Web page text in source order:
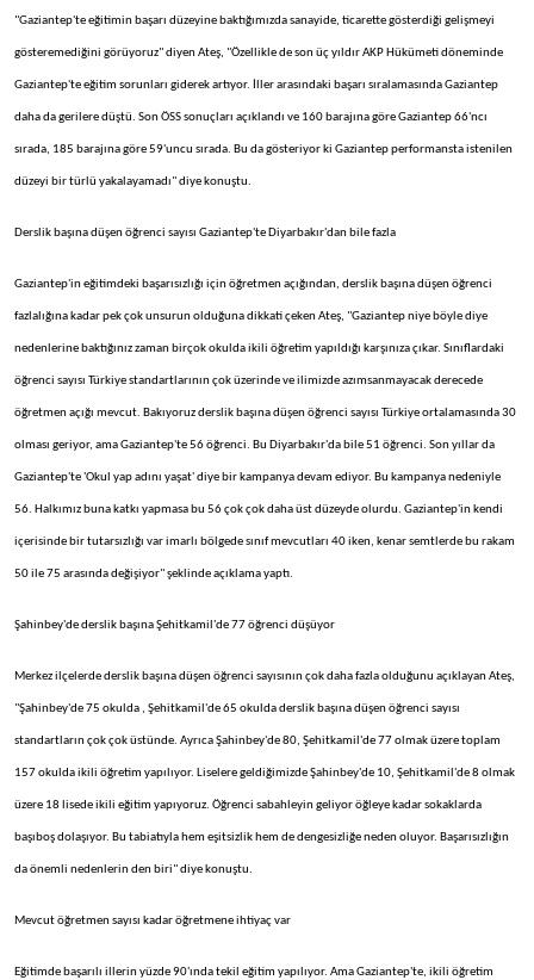
"Gaziantep'te eğitimin başarı düzeyine baktığımızda sanayide, ticarette gösterdiği gelişmeyi
gösteremediğini görüyoruz" diyen Ateş, "Özellikle de son üç yıldır AKP Hükümeti döneminde
Gaziantep'te eğitim sorunları giderek artıyor. İller arasındaki başarı sıralamasında Gaziantep
daha da gerilere düştü. Son ÖSS sonuçları açıklandı ve 160 barajına göre Gaziantep 66'ncı
sırada, 185 barajına göre 59'uncu sırada. Bu da gösteriyor ki Gaziantep performansta istenilen
düzeyi bir türlü yakalayamadı" diye konuştu.
Derslik başına düşen öğrenci sayısı Gaziantep'te Diyarbakır'dan bile fazla
Gaziantep'in eğitimdeki başarısızlığı için öğretmen açığından, derslik başına düşen öğrenci
fazlalığına kadar pek çok unsurun olduğuna dikkati çeken Ateş, "Gaziantep niye böyle diye
nedenlerine baktığınız zaman birçok okulda ikili öğretim yapıldığı karşınıza çıkar. Sınıflardaki
öğrenci sayısı Türkiye standartlarının çok üzerinde ve ilimizde azımsanmayacak derecede
öğretmen açığı mevcut. Bakıyoruz derslik başına düşen öğrenci sayısı Türkiye ortalamasında 30
olması geriyor, ama Gaziantep'te 56 öğrenci. Bu Diyarbakır'da bile 51 öğrenci. Son yıllar da
Gaziantep'te 'Okul yap adını yaşat' diye bir kampanya devam ediyor. Bu kampanya nedeniyle
56. Halkımız buna katkı yapmasa bu 56 çok çok daha üst düzeyde olurdu. Gaziantep'in kendi
içerisinde bir tutarsızlığı var imarlı bölgede sınıf mevcutları 40 iken, kenar semtlerde bu rakam
50 ile 75 arasında değişiyor" şeklinde açıklama yaptı.
Şahinbey'de derslik başına Şehitkamil'de 77 öğrenci düşüyor
Merkez ilçelerde derslik başına düşen öğrenci sayısının çok daha fazla olduğunu açıklayan Ateş,
"Şahinbey'de 75 okulda , Şehitkamil'de 65 okulda derslik başına düşen öğrenci sayısı
standartların çok çok üstünde. Ayrıca Şahinbey'de 80, Şehitkamil'de 77 olmak üzere toplam
157 okulda ikili öğretim yapılıyor. Liselere geldiğimizde Şahinbey'de 10, Şehitkamil'de 8 olmak
üzere 18 lisede ikili eğitim yapıyoruz. Öğrenci sabahleyin geliyor öğleye kadar sokaklarda
başıboş dolaşıyor. Bu tabiatıyla hem eşitsizlik hem de dengesizliğe neden oluyor. Başarısızlığın
da önemli nedenlerin den biri" diye konuştu.
Mevcut öğretmen sayısı kadar öğretmene ihtiyaç var
Eğitimde başarılı illerin yüzde 90'ında tekil eğitim yapılıyor. Ama Gaziantep'te, ikili öğretim